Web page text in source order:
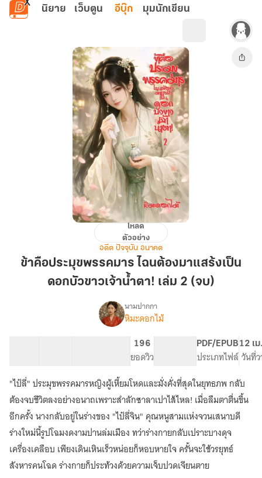
ข้ามไปยังเนื้อหาหลัก
นิยาย เว็บตูน อีบุ๊ก มุมนักเขียน
ประมุข
พรรค
มาร
ขาว
เจ้า
น้ำตา!
เล่ม
(จบ)
โหลด
ตัวอย่าง
อดีต ปัจจุบัน อนาคต
ข้าคือประมุขพรรคมาร ไฉนต้องมาแสร้งเป็น
ดอกบัวขาวเจ้าน้ำตา! เล่ม 2 (จบ)
เรื่อง
คือ
ประมุข
พรรค
มาร
ไฉน
ต้อง
มา
แสร้ง
เป็น
ดอกบัว
เจ้า
นามปากกา
หิมะดอกไม้
196
ยอดวิว
PDF/EPUB
ประเภทไฟล์
12 เ
วันที่
"ไป๋ลี่" ประมุขพรรคมารหญิงผู้เหี้ยมโหดและมั่งคั่งที่สุดในยุทธภพ กลับ
ต้องจบชีวิตลงอย่างอนาถเพราะสำลักซาลาเปาไส้ไหล! เมื่อลืมตาตื่นขึ้น
อีกครั้ง นางกลับอยู่ในร่างของ "ไป๋ลี่จิน" คุณหนูสามแห่งจวนเสนาบดี
ร่างใหม่นี้รูปโฉมงดงามปานล่มเมือง ทว่าร่างกายกลับเปราะบางดุจ
เครื่องเคลือบ เพียงเดินเหินเร็วหน่อยก็หอบหายใจ ครั้นจะใช้วรยุทธ์
สังหารคนโฉด ร่างกายก็ประท้วงด้วยความเจ็บปวดเจียนตาย